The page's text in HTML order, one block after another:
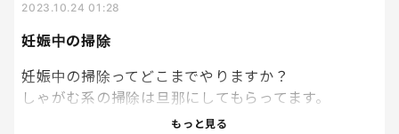
押し車（ベビーカーw）で大きなゴミ袋に入った何か
とコインランドリーの間を何往復もする状況。。。
よくぞおまわりに職務質問を受けなかったもの
だ、、、！！この状態が最低でもあと2週間は続くと
妊娠中の掃除
2023.10.24 01:28
妊娠中の掃除ってどこまでやりますか？
しゃがむ系の掃除は旦那にしてもらってます。
でも、自分からはやってくれないので私からチクチ
もっと見る